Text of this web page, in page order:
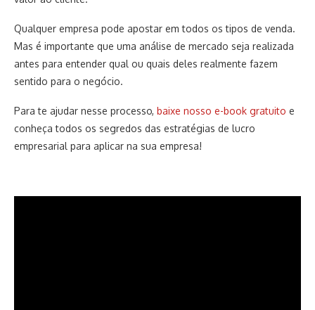
Qualquer empresa pode apostar em todos os tipos de venda.
Mas é importante que uma análise de mercado seja realizada
antes para entender qual ou quais deles realmente fazem
sentido para o negócio.
Para te ajudar nesse processo, baixe nosso e-book gratuito e
conheça todos os segredos das estratégias de lucro
empresarial para aplicar na sua empresa!